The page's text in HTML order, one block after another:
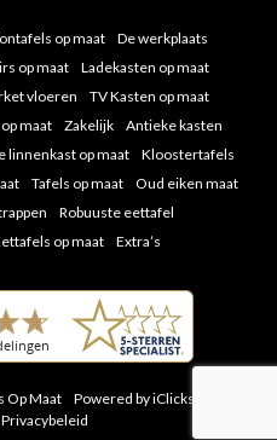
op maat
De werkplaats
op maat
Ladekasten op maat
vloeren
TV Kasten op maat
maat Zakelijk
Antieke kasten
linnenkast op maat
Kloostertafels
Tafels op maat
Oud eiken maat
Robuuste eettafel
op maat Extra’s
Op Maat Powered by iClicks
Privacybeleid